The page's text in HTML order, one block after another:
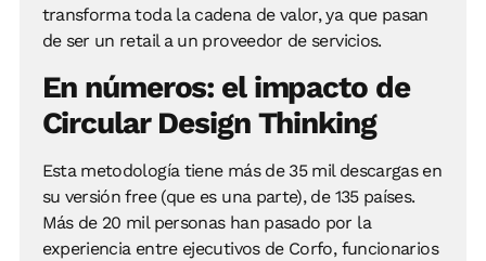
transforma toda la cadena de valor, ya que pasan
de ser un retail a un proveedor de servicios.
En números: el impacto de
Circular Design Thinking
Esta metodología tiene más de 35 mil descargas en
su versión free (que es una parte), de 135 países.
Más de 20 mil personas han pasado por la
experiencia entre ejecutivos de Corfo, funcionarios